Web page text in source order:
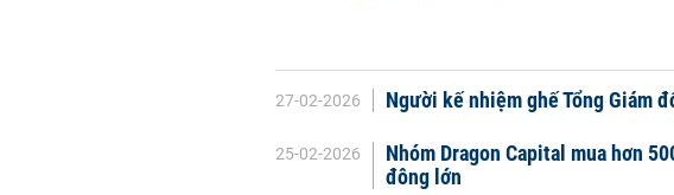
27-02-2026 Người kế nhiệm ghế Tổng Giám
25-02-2026
Nhóm Dragon Capital mua hơn
đông lớn